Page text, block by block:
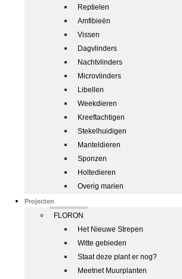
Reptielen
Amfibieën
Vissen
Dagvlinders
Nachtvlinders
Microvlinders
Libellen
Weekdieren
Kreeftachtigen
Stekelhuidigen
Manteldieren
Sponzen
Holtedieren
Overig marien
Projecten
FLORON
Het Nieuwe Strepen
Witte gebieden
Staat deze plant er nog?
Meetnet Muurplanten